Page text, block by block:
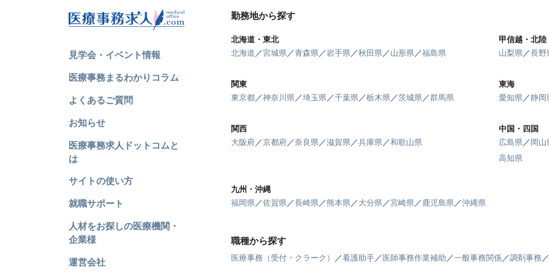
見学会・イベント情報
医療事務まるわかりコラム
よくあるご質問
お知らせ
医療事務求人ドットコムと
は
サイトの使い方
就職サポート
人材をお探しの医療機関・
企業様
運営会社
勤務地から探す
北海道・東北
北海道 ／宮城県／青森県／岩手県／秋田県／ 山形県／福島県
甲信越・北陸
山梨県／長野
関東
東京都／神奈川県／埼玉県／千葉県／栃木県／茨城県／群馬県
東海
愛知県／静岡
関西
大阪府／京都府／奈良県／滋賀県／兵庫県／和歌山県
中国・四国
広島県／ 岡山
高知県
九州・沖縄
福岡県／佐賀県／長崎県／ 熊本県／ 大分県／宮崎県／ 鹿児島県／沖縄県
職種から探す
医療事務（受付・クラーク） ／看護助手／ 医師事務作業補助 ／一般事務関係／調剤事務